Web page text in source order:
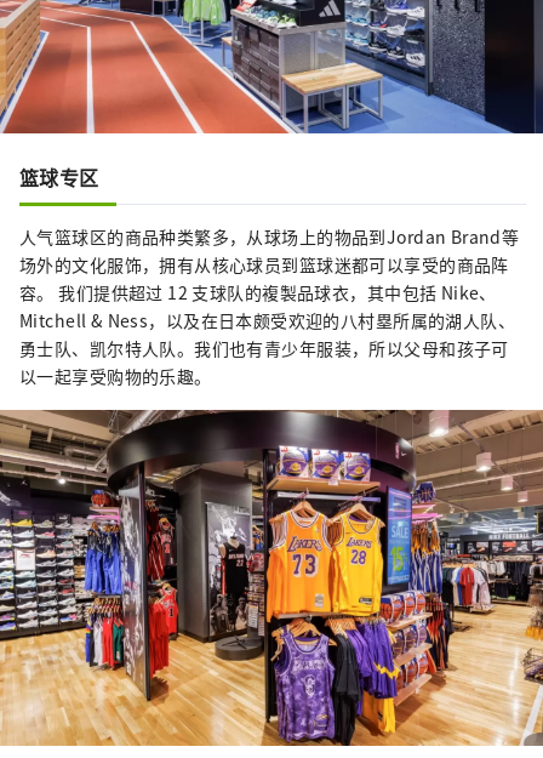
篮球专区
人气篮球区的商品种类繁多，从球场上的物品到Jordan Brand等
场外的文化服饰，拥有从核心球员到篮球迷都可以享受的商品阵
容。 我们提供超过 12 支球队的複製品球衣，其中包括 Nike、
Mitchell & Ness，以及在日本颇受欢迎的八村塁所属的湖人队、
勇士队、凯尔特人队。我们也有青少年服装，所以父母和孩子可
以一起享受购物的乐趣。